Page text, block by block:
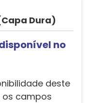
Dura)
no
deste
campos